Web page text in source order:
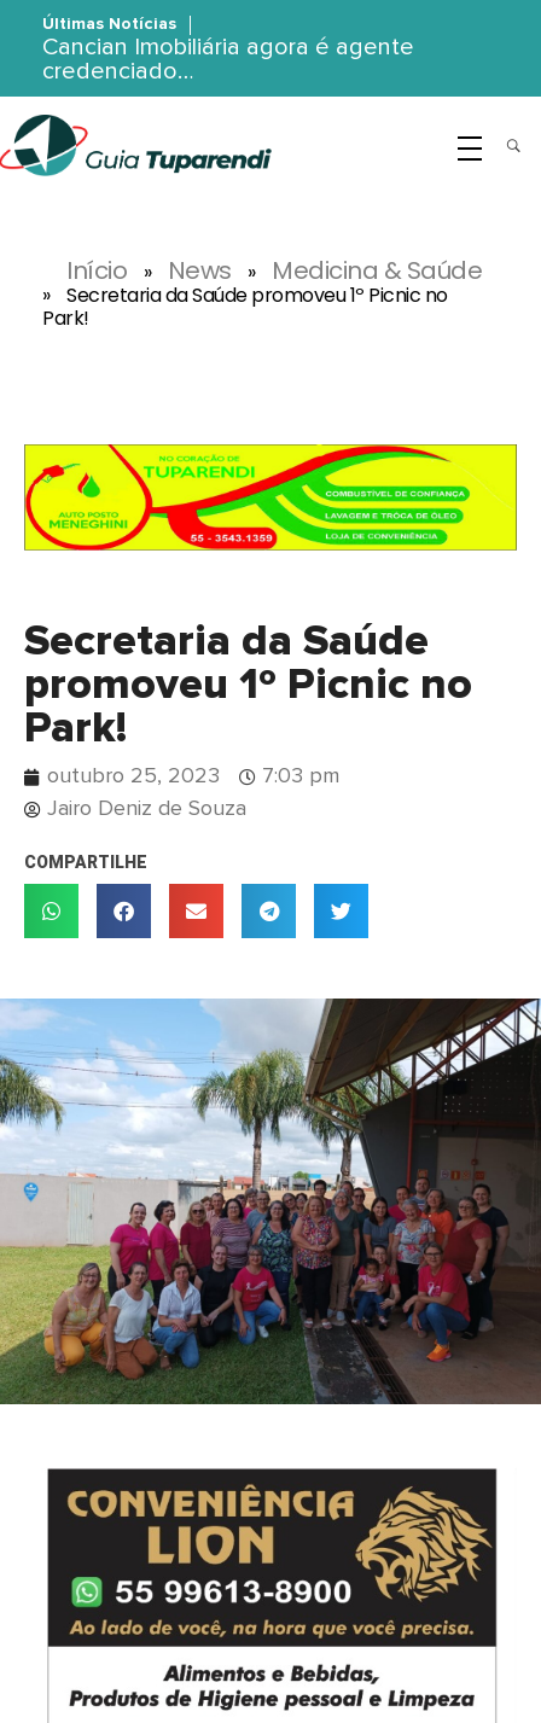
Últimas Notícias
Cancian Imobiliária agora é agente
credenciado…
Início » News » Medicina & Saúde
» Secretaria da Saúde promoveu 1º Picnic no
Park!
Secretaria da Saúde
promoveu 1º Picnic no
Park!
outubro 25, 2023
7:03 pm
Jairo Deniz de Souza
COMPARTILHE